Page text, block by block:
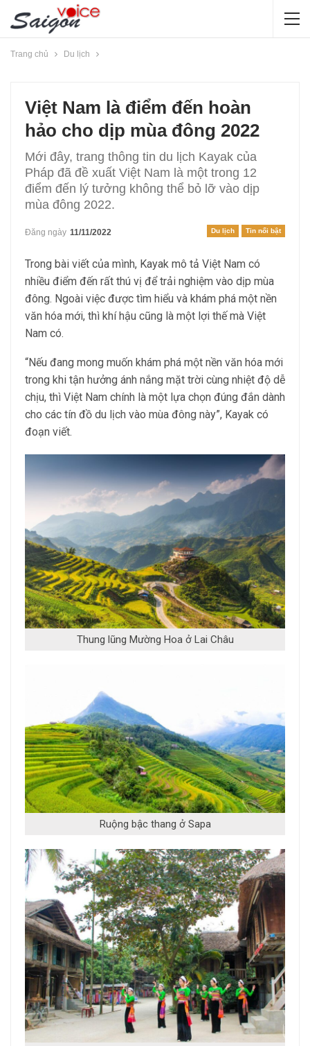
Trang chủ Du lịch
Việt Nam là điểm đến hoàn
hảo cho dịp mùa đông 2022
Mới đây, trang thông tin du lịch Kayak của
Pháp đã đề xuất Việt Nam là một trong 12
điểm đến lý tưởng không thể bỏ lỡ vào dịp
mùa đông 2022.
Du lịch Tin nổi bật
Đăng ngày 11/11/2022
Trong bài viết của mình, Kayak mô tả Việt Nam có
nhiều điểm đến rất thú vị để trải nghiệm vào dịp mùa
đông. Ngoài việc được tìm hiểu và khám phá một nền
văn hóa mới, thì khí hậu cũng là một lợi thế mà Việt
Nam có.
“Nếu đang mong muốn khám phá một nền văn hóa mới
trong khi tận hưởng ánh nắng mặt trời cùng nhiệt độ dễ
chịu, thì Việt Nam chính là một lựa chọn đúng đắn dành
cho các tín đồ du lịch vào mùa đông này”, Kayak có
đoạn viết.
Thung lũng Mường Hoa ở Lai Châu
Ruộng bậc thang ở Sapa